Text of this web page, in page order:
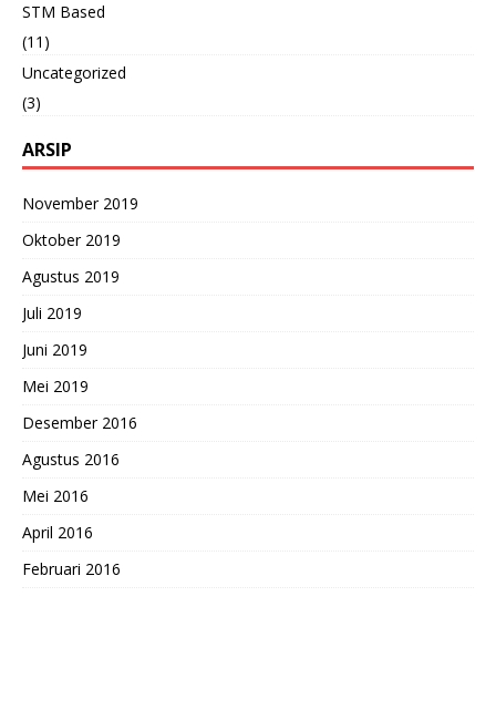
STM Based
(11)
Uncategorized
(3)
ARSIP
November 2019
Oktober 2019
Agustus 2019
Juli 2019
Juni 2019
Mei 2019
Desember 2016
Agustus 2016
Mei 2016
April 2016
Februari 2016